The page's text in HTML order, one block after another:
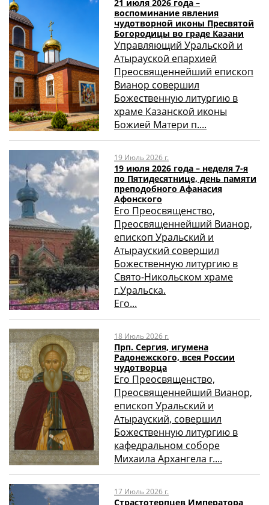
21 июля 2026 года –
воспоминание явления
чудотворной иконы Пресвятой
Богородицы во граде Казани
Управляющий Уральской и
Атырауской епархией
Преосвященнейший епископ
Вианор совершил
Божественную литургию в
храме Казанской иконы
Божией Матери п....
19 Июль 2026 г.
19 июля 2026 года – неделя 7-я
по Пятидесятнице, день памяти
преподобного Афанасия
Афонского
Его Преосвященство,
Преосвященнейший Вианор,
епископ Уральский и
Атырауский совершил
Божественную литургию в
Свято-Никольском храме
г.Уральска.
Его...
18 Июль 2026 г.
Прп. Сергия, игумена
Радонежского, всея России
чудотворца
Его Преосвященство,
Преосвященнейший Вианор,
епископ Уральский и
Атырауский, совершил
Божественную литургию в
кафедральном соборе
Михаила Архангела г....
17 Июль 2026 г.
Страстотерпцев Императора